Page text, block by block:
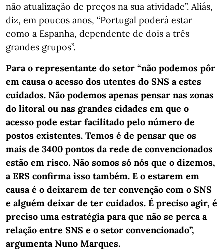
não atualização de preços na sua atividade”. Aliás,
diz, em poucos anos, “Portugal poderá estar
como a Espanha, dependente de dois a três
grandes grupos”.
Para o representante do setor “não podemos pôr
em causa o acesso dos utentes do SNS a estes
cuidados. Não podemos apenas pensar nas zonas
do litoral ou nas grandes cidades em que o
acesso pode estar facilitado pelo número de
postos existentes. Temos é de pensar que os
mais de 3400 pontos da rede de convencionados
estão em risco. Não somos só nós que o dizemos,
a ERS confirma isso também. E o estarem em
causa é o deixarem de ter convenção com o SNS
e alguém deixar de ter cuidados. É preciso agir, é
preciso uma estratégia para que não se perca a
relação entre SNS e o setor convencionado”,
argumenta Nuno Marques.